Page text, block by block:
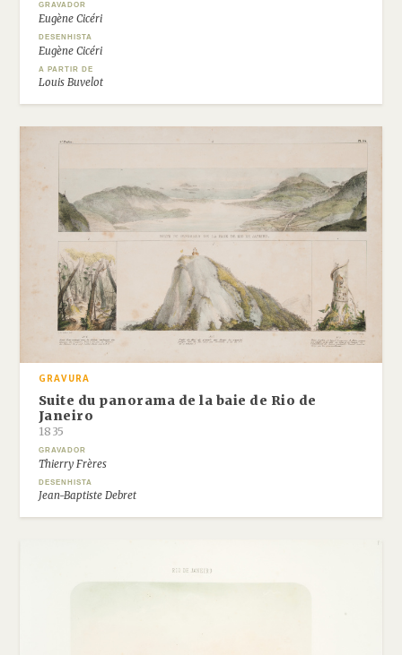
GRAVADOR
Eugène Cicéri
DESENHISTA
Eugène Cicéri
A PARTIR DE
Louis Buvelot
GRAVURA
Suite du panorama de la baie de Rio de
Janeiro
1835
GRAVADOR
Thierry Frères
DESENHISTA
Jean-Baptiste Debret